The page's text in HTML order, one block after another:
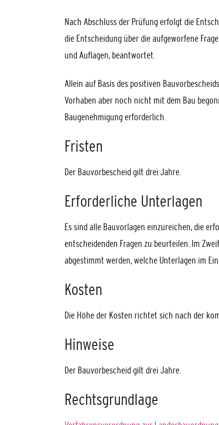
Nach Abschluss der Prüfung erfolgt die
die Entscheidung über die aufgeworfene
und Auflagen, beantwortet.
Allein auf Basis des positiven
Vorhaben aber noch nicht mit dem Bau
Baugenehmigung erforderlich.
Fristen
Der Bauvorbescheid gilt drei Jahre.
Erforderliche Unterlagen
Es sind alle Bauvorlagen einzureichen, die
entscheidenden Fragen zu beurteilen. Im
abgestimmt werden, welche Unterlagen im
Kosten
Die Höhe der Kosten richtet sich nach der
Hinweise
Der Bauvorbescheid gilt drei Jahre.
Rechtsgrundlage